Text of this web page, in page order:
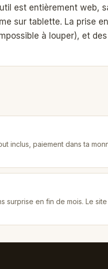
est entièrement web,
sur tablette. La prise
à louper), et
inclus, paiement dans ta
surprise en fin de mois. Le